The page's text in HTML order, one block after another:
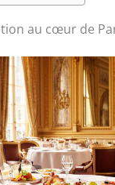
au cœur de